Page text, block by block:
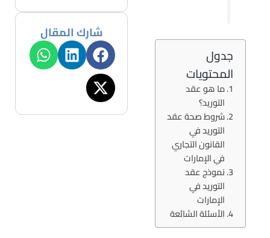
جدول
المحتويات
ما هو عقد
التوريد؟
شروط صحة عقد
التوريد في
القانون التجاري
في الإمارات
نموذج عقد
التوريد في
الإمارات
الأسئلة الشائعة
شارك المقال